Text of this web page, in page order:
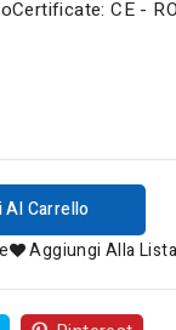
CE -
Carrello
Aggiungi Alla